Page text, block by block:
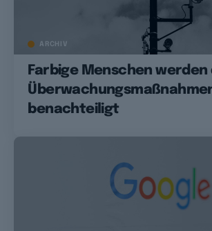
ARCHIV
Farbige Menschen
benachteiligt